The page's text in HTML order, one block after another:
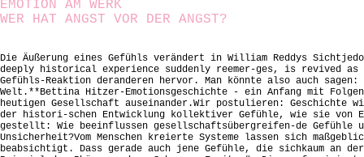
EMOTION AM WERK
WER HAT ANGST VOR DER ANGST?
Die Äußerung eines Gefühls verändert in William Reddys
deeply historical experience suddenly reemer-ges, is revived
Gefühls-Reaktion deranderen hervor. Man könnte also auch
Welt.**Bettina Hitzer-Emotionsgeschichte - ein Anfang mit
heutigen Gesellschaft auseinander.Wir postulieren: Geschichte
der histori-schen Entwicklung kollektiver Gefühle, wie sie von
gestellt: Wie beeinflussen gesellschaftsübergreifen-de
Unsicherheit?Vom Menschen kreierte Systeme lassen sich
beabsichtigt. Dass gerade auch jene Gefühle, die sichkaum an